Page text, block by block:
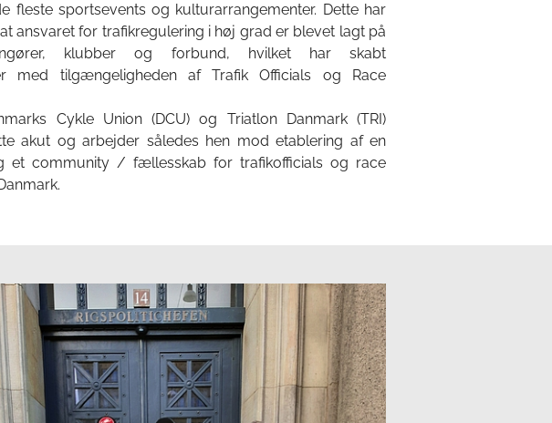
fleste sportsevents og kulturarrangementer. Dette har
ansvaret for trafikregulering i høj grad er blevet lagt på
klubber og forbund, hvilket har skabt
med tilgængeligheden af Trafik Officials og Race
Cykle Union (DCU) og Triatlon Danmark (TRI)
akut og arbejder således hen mod etablering af en
et community / fællesskab for trafikofficials og race